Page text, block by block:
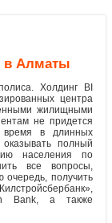
в Алматы
Холдинг BI
центра
жилищными
не придется
время в длинных
полный
населения по
все вопросы,
получить
Bank, а также